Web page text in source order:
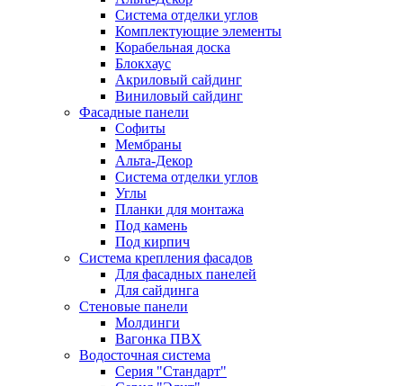
Система отделки углов
Комплектующие элементы
Корабельная доска
Блокхаус
Акриловый сайдинг
Виниловый сайдинг
Фасадные панели
Софиты
Мембраны
Альта-Декор
Система отделки углов
Углы
Планки для монтажа
Под камень
Под кирпич
Система крепления фасадов
Для фасадных панелей
Для сайдинга
Стеновые панели
Молдинги
Вагонка ПВХ
Водосточная система
Серия "Стандарт"